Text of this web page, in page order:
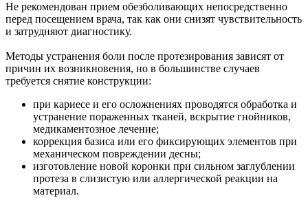
Не рекомендован прием обезболивающих непосредственно
перед посещением врача, так как они снизят чувствительность
и затрудняют диагностику.
Методы устранения боли после протезирования зависят от
причин их возникновения, но в большинстве случаев
требуется снятие конструкции:
при кариесе и его осложнениях проводятся обработка и
устранение пораженных тканей, вскрытие гнойников,
медикаментозное лечение;
коррекция базиса или его фиксирующих элементов при
механическом повреждении десны;
изготовление новой коронки при сильном заглублении
протеза в слизистую или аллергической реакции на
материал.